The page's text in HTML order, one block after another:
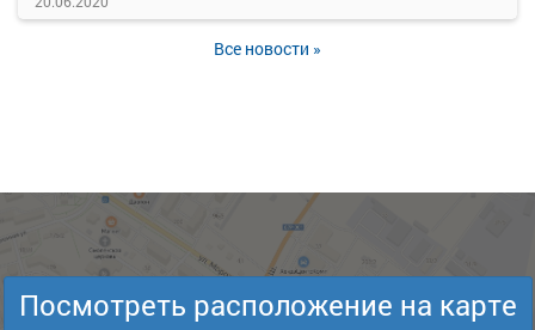
Все новости »
Посмотреть расположение на карте